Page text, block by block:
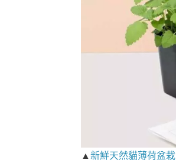
▲ 新鮮天然貓薄荷盆